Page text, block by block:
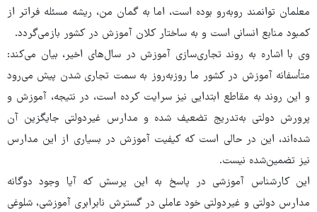
معلمان توانمند روبه‌رو بوده است، اما به گمان من، ریشه مسئله فراتر از
کمبود منابع انسانی است و به ساختار کلان آموزش در کشور بازمی‌گردد.
وی با اشاره به روند تجاری‌سازی آموزش در سال‌های اخیر، بیان می‌کند:
متأسفانه آموزش در کشور ما روزبه‌روز به سمت تجاری شدن پیش می‌رود
و این روند به مقاطع ابتدایی نیز سرایت کرده است، در نتیجه، آموزش و
پرورش دولتی به‌تدریج تضعیف شده و مدارس غیردولتی جایگزین آن
شده‌اند، این در حالی است که کیفیت آموزش در بسیاری از این مدارس
نیز تضمین‌شده نیست.
این کارشناس آموزشی در پاسخ به این پرسش که آیا وجود دوگانه
مدارس دولتی و غیردولتی خود عاملی در گسترش نابرابری آموزشی، شلوغی